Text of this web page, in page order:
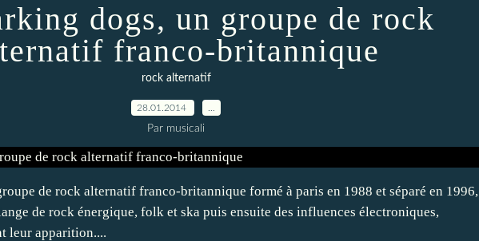
dogs, un groupe de rock
franco-britannique
rock alternatif
28.01.2014
Par musicali
de rock alternatif franco-britannique formé à paris en 1988 et séparé en 1996,
de rock énergique, folk et ska puis ensuite des influences électroniques,
leur apparition....